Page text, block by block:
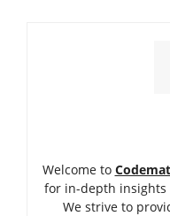
Welcome to
for in-depth insights
We strive to